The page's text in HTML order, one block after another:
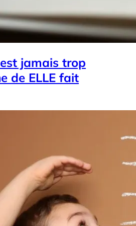
jamais trop
de ELLE fait